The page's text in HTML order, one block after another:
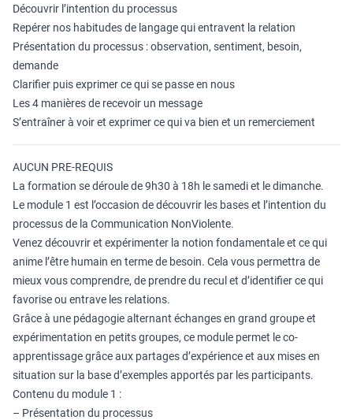
Découvrir l’intention du processus
Repérer nos habitudes de langage qui entravent la relation
Présentation du processus : observation, sentiment, besoin,
demande
Clarifier puis exprimer ce qui se passe en nous
Les 4 manières de recevoir un message
S’entraîner à voir et exprimer ce qui va bien et un remerciement
AUCUN PRE-REQUIS
La formation se déroule de 9h30 à 18h le samedi et le dimanche.
Le module 1 est l’occasion de découvrir les bases et l’intention du
processus de la Communication NonViolente.
Venez découvrir et expérimenter la notion fondamentale et ce qui
anime l’être humain en terme de besoin. Cela vous permettra de
mieux vous comprendre, de prendre du recul et d’identifier ce qui
favorise ou entrave les relations.
Grâce à une pédagogie alternant échanges en grand groupe et
expérimentation en petits groupes, ce module permet le co-
apprentissage grâce aux partages d’expérience et aux mises en
situation sur la base d’exemples apportés par les participants.
Contenu du module 1 :
– Présentation du processus